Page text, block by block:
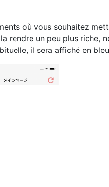
où vous souhaitez
rendre un peu plus riche,
il sera affiché en